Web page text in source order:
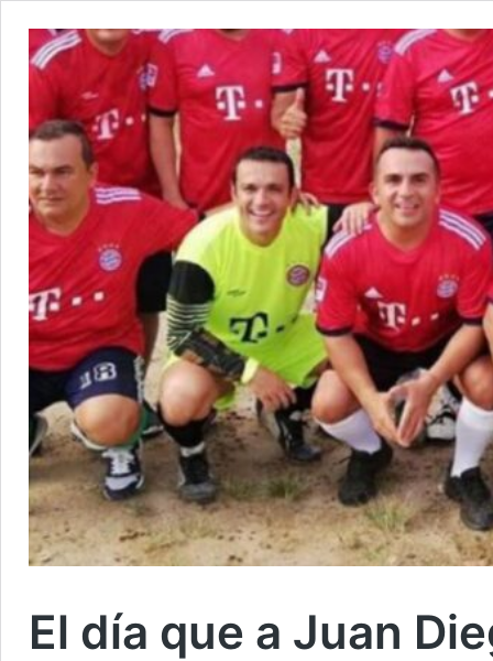
El día que a Juan